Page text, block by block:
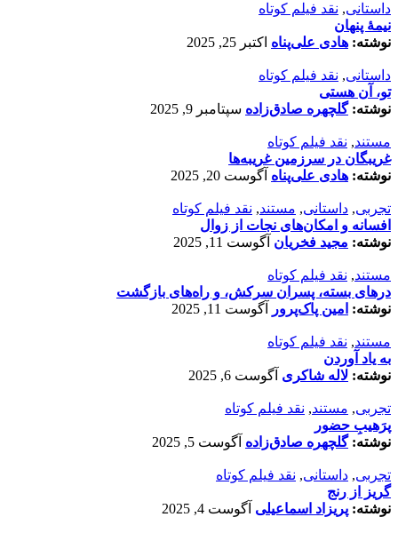
داستانی, نقد فیلم کوتاه
نیمۀ پنهان
نوشته: هادی علی‌پناه اکتبر 25, 2025
داستانی, نقد فیلم کوتاه
تو، آن هستی
نوشته:گلچهره صادق‌زاده سپتامبر 9, 2025
مستند, نقد فیلم کوتاه
غریبگان در سرزمین غریبه‌ها
نوشته: هادی علی‌پناه آگوست 20, 2025
تجربی, داستانی, مستند, نقد فیلم کوتاه
افسانه‌ و امکان‌های نجات از زوال
نوشته: مجید فخریان آگوست 11, 2025
مستند, نقد فیلم کوتاه
درهای بسته، پسران سرکش، و راه‌های بازگشت
نوشته: امین پاک‌پرور آگوست 11, 2025
مستند, نقد فیلم کوتاه
به یاد آوردن
نوشته: لاله شاکری آگوست 6, 2025
تجربی, مستند, نقد فیلم کوتاه
پرَهیب‌ِ حضور
نوشته:گلچهره صادق‌زاده آگوست 5, 2025
تجربی, داستانی, نقد فیلم کوتاه
گریز از رنج
نوشته: پریزاد اسماعیلی آگوست 4, 2025